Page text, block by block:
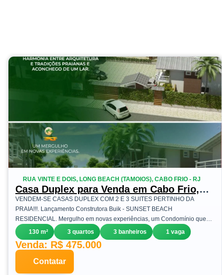
RUA VINTE E DOIS, LONG BEACH (TAMOIOS), CABO FRIO - RJ
Casa Duplex para Venda em Cabo Frio,
Long Beach (Tamoios), 3 dormitórios, 2
suítes, 3 banheiros, 1 vaga
VENDEM-SE CASAS DUPLEX COM 2 E 3 SUITES PERTINHO DA
PRAIA!!!. Lançamento Construtora Buik - SUNSET BEACH
RESIDENCIAL. Mergulho em novas experiências, um Condomínio que
traz harmoni...
130 m² 3 quartos 3 banheiros 1 vaga
Venda: R$ 475.000
Contatar